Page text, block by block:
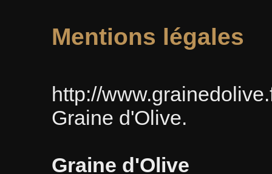
Mentions légales
http://
Graine d'Olive.
Graine d'Olive